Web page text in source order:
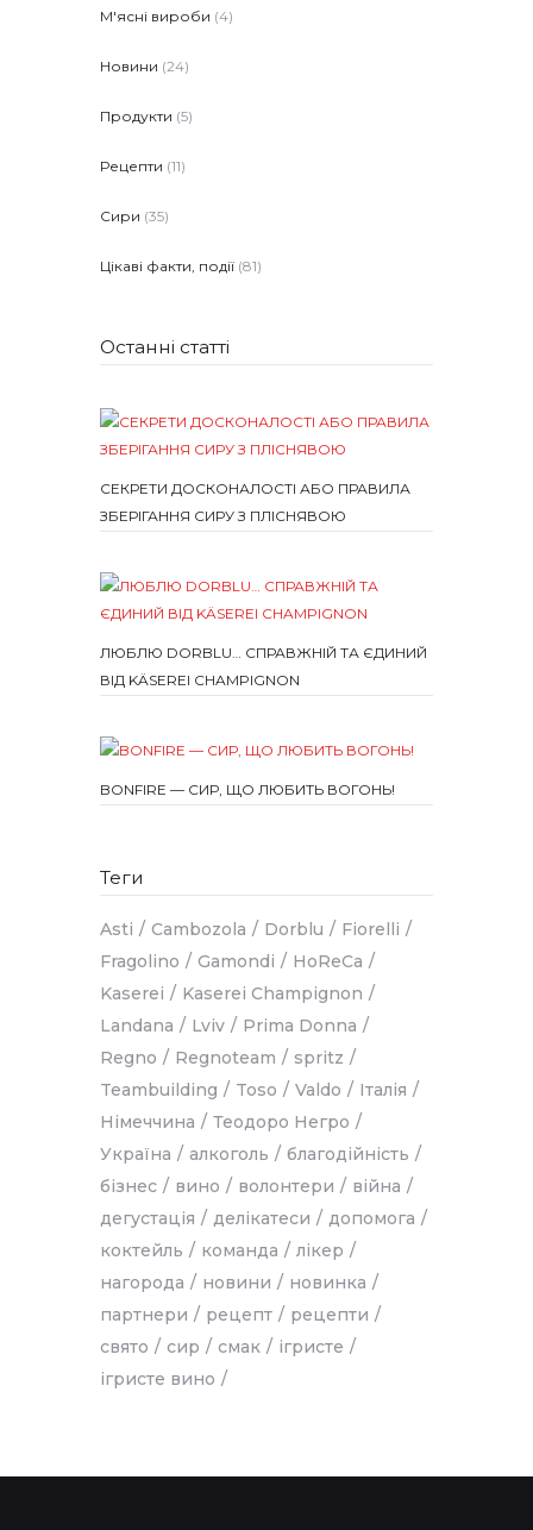
М'ясні вироби (4)
Новини (24)
Продукти (5)
Рецепти (11)
Сири (35)
Цікаві факти, події (81)
Останні статті
СЕКРЕТИ ДОСКОНАЛОСТІ АБО ПРАВИЛА
ЗБЕРІГАННЯ СИРУ З ПЛІСНЯВОЮ
ЛЮБЛЮ DORBLU… СПРАВЖНІЙ ТА ЄДИНИЙ
ВІД KÄSEREI CHAMPIGNON
BONFIRE — СИР, ЩО ЛЮБИТЬ ВОГОНЬ!
Теги
Asti Cambozola Dorblu
Fiorelli
Fragolino
Gamondi
HoReCa
Kaserei
Kaserei Champignon
Landana
Lviv
Prima Donna
Regno
Regnoteam
spritz
Teambuilding
Toso Valdo
Італія
Німеччина
Теодоро Негро
Україна
алкоголь
благодійність
бізнес
вино волонтери
війна
дегустація
делікатеси
допомога
коктейль
команда
лікер
нагорода
новини
новинка
партнери
рецепт
рецепти
свято
сир смак
ігристе
ігристе вино